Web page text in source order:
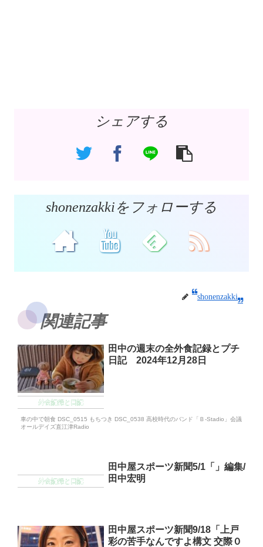
シェアする
shonenzakkiをフォローする
shonenzakki
関連記事
外食記録と日記
田中の週末の全外食記録とプチ
日記 2024年12月28日
車の中で朝食 DSC_0515 もちつき DSC_0538 高校時代のバンド「Ｂ‐Stadio」会議
オールデイズ直江津Radio
外食記録と日記
田中屋スポーツ新聞5/1「」編集/
田中宏明
田中屋スポーツ新聞9/18「上戸
彩の苦手なんですよ構文 交際０